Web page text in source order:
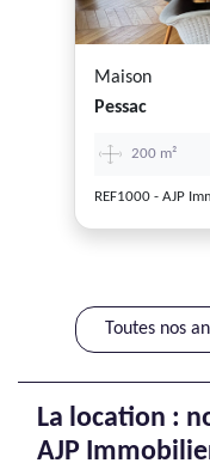
Maison
Pessac
200 m²
REF1000 - AJP
Toutes nos
La location :
AJP